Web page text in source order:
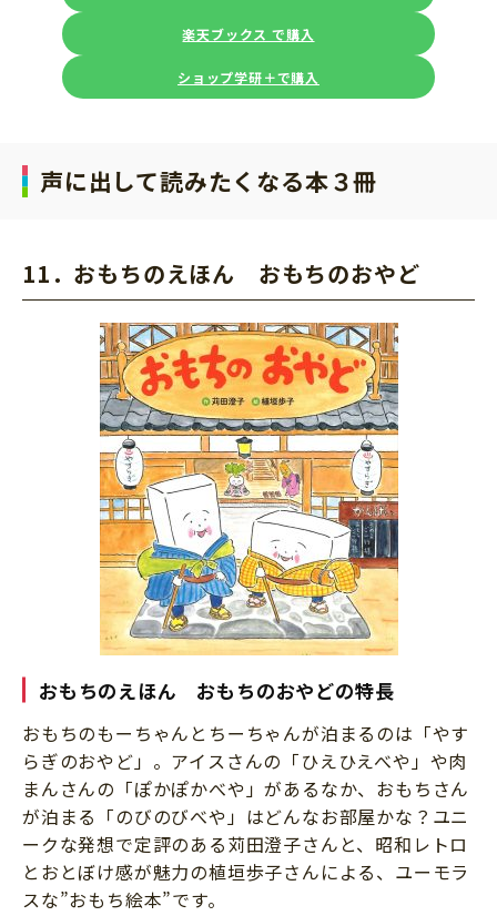
楽天ブックス で購入
ショップ学研＋で購入
声に出して読みたくなる本３冊
11．おもちのえほん おもちのおやど
おもちのえほん おもちのおやどの特長
おもちのもーちゃんとちーちゃんが泊まるのは「やす
らぎのおやど」。アイスさんの「ひえひえべや」や肉
まんさんの「ぽかぽかべや」があるなか、おもちさん
が泊まる「のびのびべや」はどんなお部屋かな？ユニ
ークな発想で定評のある苅田澄子さんと、昭和レトロ
とおとぼけ感が魅力の植垣歩子さんによる、ユーモラ
スな”おもち絵本”です。